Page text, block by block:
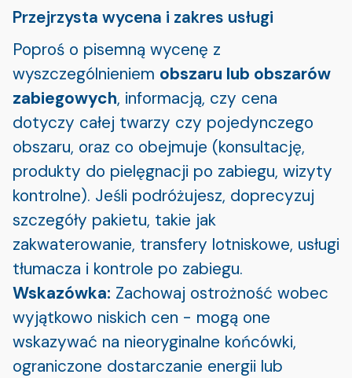
Przejrzysta wycena i zakres usługi
Poproś o pisemną wycenę z
wyszczególnieniem obszaru lub obszarów
zabiegowych, informacją, czy cena
dotyczy całej twarzy czy pojedynczego
obszaru, oraz co obejmuje (konsultację,
produkty do pielęgnacji po zabiegu, wizyty
kontrolne). Jeśli podróżujesz, doprecyzuj
szczegóły pakietu, takie jak
zakwaterowanie, transfery lotniskowe, usługi
tłumacza i kontrole po zabiegu.
Wskazówka: Zachowaj ostrożność wobec
wyjątkowo niskich cen - mogą one
wskazywać na nieoryginalne końcówki,
ograniczone dostarczanie energii lub